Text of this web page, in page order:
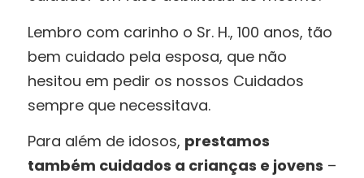
Lembro com carinho o Sr. H., 100 anos, tão
bem cuidado pela esposa, que não
hesitou em pedir os nossos Cuidados
sempre que necessitava.
Para além de idosos, prestamos
também cuidados a crianças e jovens –